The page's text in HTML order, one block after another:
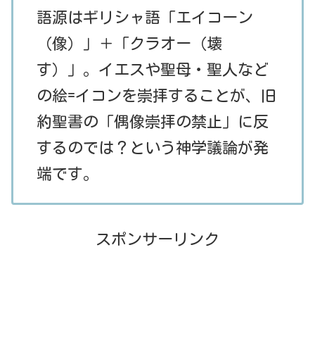
語源はギリシャ語「エイコーン
（像）」＋「クラオー（壊
す）」。イエスや聖母・聖人など
の絵=イコンを崇拝することが、旧
約聖書の「偶像崇拝の禁止」に反
するのでは？という神学議論が発
端です。
スポンサーリンク